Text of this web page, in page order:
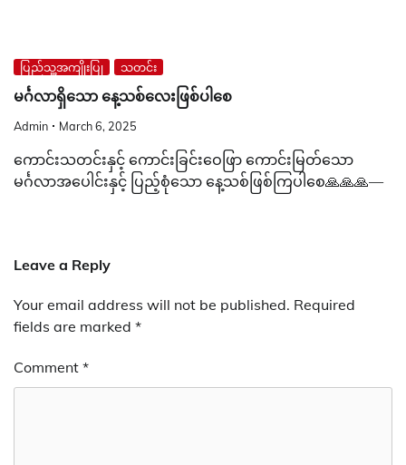
ပြည်သူ့အကျိုးပြု သတင်း
မင်္ဂလာရှိသော နေ့သစ်လေးဖြစ်ပါစေ
Admin March 6, 2025
ကောင်းသတင်းနှင့် ကောင်းခြင်းဝေဖြာ ကောင်းမြတ်သော
မင်္ဂလာအပေါင်းနှင့် ပြည့်စုံသော နေ့သစ်ဖြစ်ကြပါစေ🙏🙏🙏—
Leave a Reply
Your email address will not be published. Required
fields are marked *
Comment *